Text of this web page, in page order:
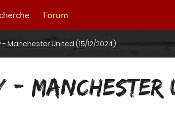
Forum
Manchester United (15/12/2024)
- MANCHESTER